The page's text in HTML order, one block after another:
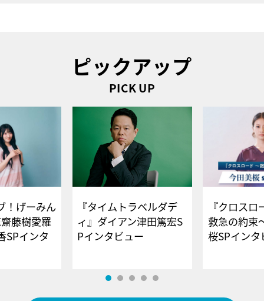
ピックアップ
PICK UP
！げーみん
藤樹愛羅
SPインタ
『タイムトラベルダデ
ィ』ダイアン津田篤宏S
Pインタビュー
『クロス
救急の約束
桜SPイ